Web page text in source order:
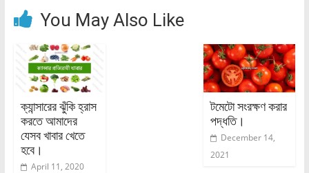
You May Also Like
ক্যান্সারের ঝুঁকি হ্রাস
করতে আমাদের
যেসব খাবার খেতে
হবে।
April 11, 2020
টমেটো সংরক্ষণ করার
পদ্ধতি।
December 14,
2021